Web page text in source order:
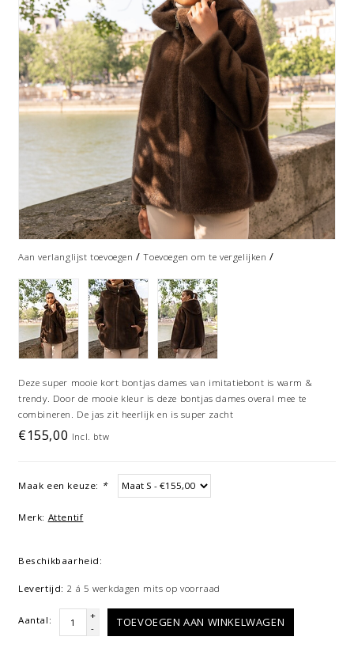
Aan verlanglijst toevoegen /Toevoegen om te vergelijken /
Deze super mooie kort bontjas dames van imitatiebont is warm &
trendy. Door de mooie kleur is deze bontjas dames overal mee te
combineren. De jas zit heerlijk en is super zacht
€155,00 Incl. btw
Maak een keuze: *
Merk: Attentif
Beschikbaarheid:
Levertijd: 2 á 5 werkdagen mits op voorraad
Aantal:
+
-
TOEVOEGEN AAN WINKELWAGEN